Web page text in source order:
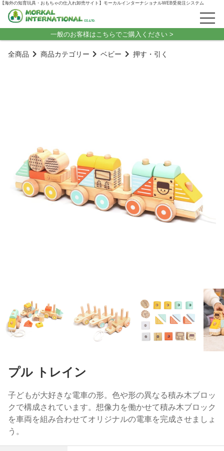
【海外の知育玩具・おもちゃの仕入れ卸売サイト】モーカルインターナショナルWEB受発注システム
一般のお客様はこちらでご購入ください >
全商品 商品カテゴリー ベビー 押す・引く
プル トレイン
子どもが大好きな電車の形。色や形の異なる積み木ブロッ
クで構成されています。想像力を働かせて積み木ブロック
を車両を組み合わせてオリジナルの電車を完成させましょ
う。